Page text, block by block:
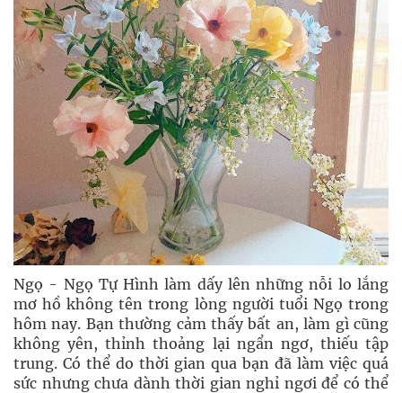
Ngọ - Ngọ Tự Hình làm dấy lên những nỗi lo lắng
mơ hồ không tên trong lòng người tuổi Ngọ trong
hôm nay. Bạn thường cảm thấy bất an, làm gì cũng
không yên, thỉnh thoảng lại ngẩn ngơ, thiếu tập
trung. Có thể do thời gian qua bạn đã làm việc quá
sức nhưng chưa dành thời gian nghỉ ngơi để có thể